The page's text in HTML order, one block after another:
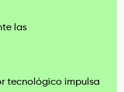
las
tecnológico impulsa